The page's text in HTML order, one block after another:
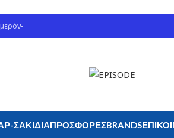
ΣΑΚΊΔΙΑΠΡΟΣΦΟΡΈΣBRANDS